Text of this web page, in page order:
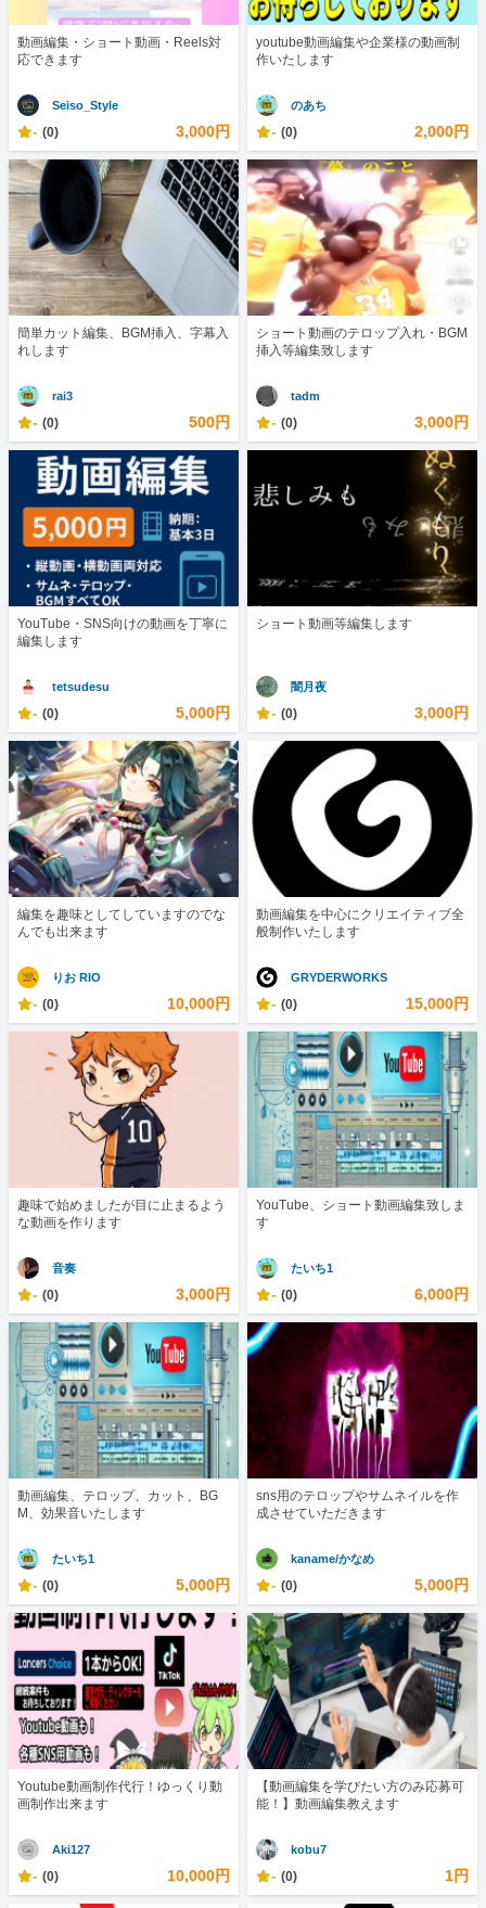
動画編集・ショート動画・Reels対
応できます
Seiso_Style
- (0) 3,000円
youtube動画編集や企業様の動画制
作いたします
のあち
- (0) 2,000円
簡単カット編集、BGM挿入、字幕入
れします
rai3
- (0) 500円
ショート動画のテロップ入れ・BGM
挿入等編集致します
tadm
- (0) 3,000円
YouTube・SNS向けの動画を丁寧に
編集します
tetsudesu
- (0) 5,000円
ショート動画等編集します
闇月夜
- (0) 3,000円
編集を趣味としてしていますのでな
んでも出来ます
りお RIO
- (0) 10,000円
動画編集を中心にクリエイティブ全
般制作いたします
GRYDERWORKS
- (0) 15,000円
趣味で始めましたが目に止まるよう
な動画を作ります
音奏
- (0) 3,000円
YouTube、ショート動画編集致しま
す
たいち1
- (0) 6,000円
動画編集、テロップ、カット、BG
M、効果音いたします
たいち1
- (0) 5,000円
sns用のテロップやサムネイルを作
成させていただきます
kaname/かなめ
- (0) 5,000円
Youtube動画制作代行！ゆっくり動
画制作出来ます
Aki127
- (0) 10,000円
【動画編集を学びたい方のみ応募可
能！】動画編集教えます
kobu7
- (0) 1円